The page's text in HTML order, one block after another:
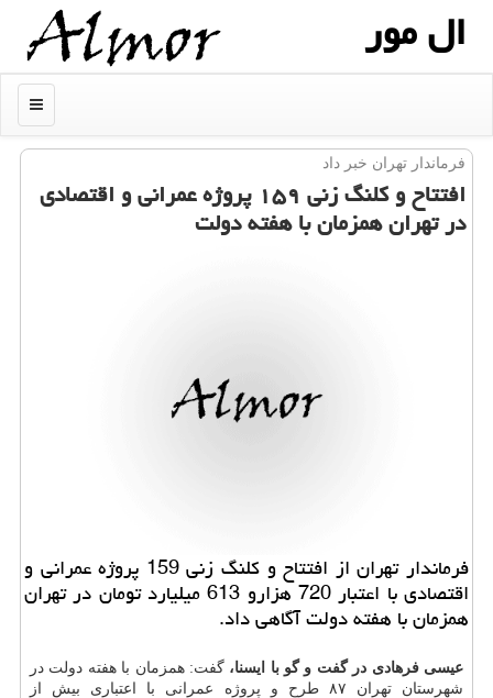
ال مور
منو
فرماندار تهران خبر داد
افتتاح و كلنگ زنی ۱۵۹ پروژه عمرانی و اقتصادی
در تهران همزمان با هفته دولت
فرماندار تهران از افتتاح و كلنگ زنی 159 پروژه عمرانی و
اقتصادی با اعتبار 720 هزارو 613 میلیارد تومان در تهران
همزمان با هفته دولت آگاهی داد.
عیسی فرهادی در گفت و گو با ایسنا،گفت: همزمان با هفته دولت در
شهرستان تهران ۸۷ طرح و پروژه عمرانی با اعتباری بیش از